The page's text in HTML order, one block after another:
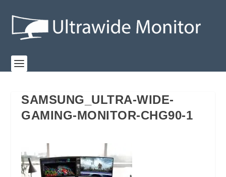
SAMSUNG_ULTRA-WIDE-
GAMING-MONITOR-CHG90-1